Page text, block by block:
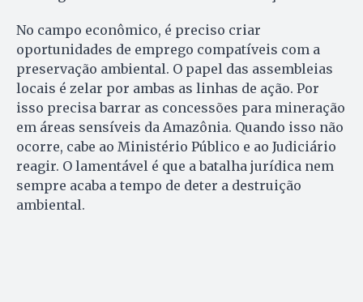
No campo econômico, é preciso criar
oportunidades de emprego compatíveis com a
preservação ambiental. O papel das assembleias
locais é zelar por ambas as linhas de ação. Por
isso precisa barrar as concessões para mineração
em áreas sensíveis da Amazônia. Quando isso não
ocorre, cabe ao Ministério Público e ao Judiciário
reagir. O lamentável é que a batalha jurídica nem
sempre acaba a tempo de deter a destruição
ambiental.